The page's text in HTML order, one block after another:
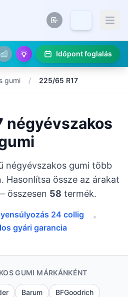
Időpont foglalás
gumi / 225/65 R17
négyévszakos
négyévszakos gumi több
Hasonlítsa össze az árakat
összesen 58 termék.
24 collig
•
gyári garancia
GUMI MÁRKÁNKÉNT
Barum
BFGoodrich